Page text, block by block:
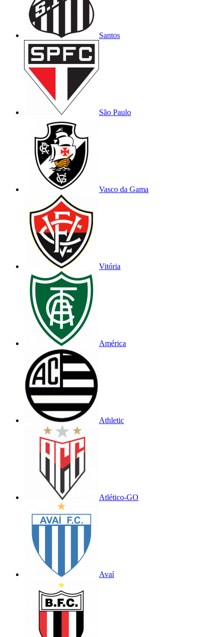
Santos
São Paulo
Vasco da Gama
Vitória
América
Athletic
Atlético-GO
Avaí